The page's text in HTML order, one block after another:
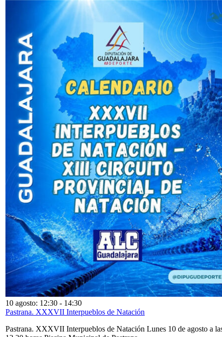
10 agosto: 12:30 - 14:30
Pastrana. XXXVII Interpueblos de Natación
Pastrana. XXXVII Interpueblos de Natación Lunes 10 de agosto a